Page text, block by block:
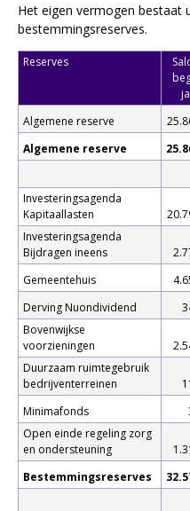
Het eigen vermogen bestaat
bestemmingsreserves.
Reserves
Algemene reserve
Algemene reserve
Investeringsagenda
Kapitaallasten
Investeringsagenda
Bijdragen ineens
Gemeentehuis
Derving Nuondividend
Bovenwijkse
voorzieningen
Duurzaam ruimtegebruik
bedrijventerreinen
Minimafonds
Open einde regeling zorg
en ondersteuning
Bestemmingsreserves